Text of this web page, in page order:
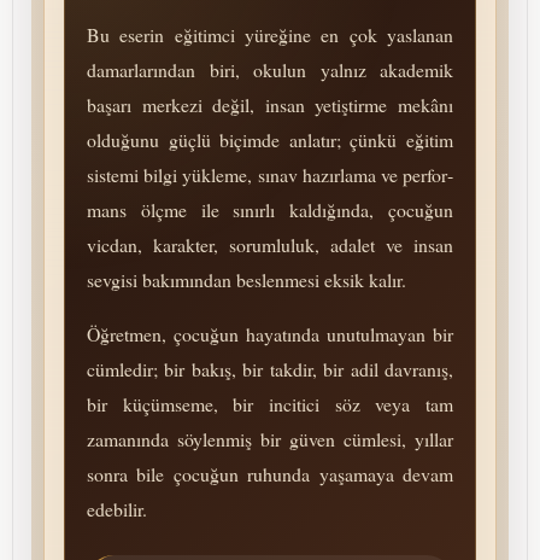
Bu eserin eğitimci yüreğine en çok yaslanan
damarlarından biri, okulun yalnız akademik
başarı merkezi değil, insan yetiştirme mekânı
olduğunu güçlü biçimde anlatır; çünkü eğitim
sistemi bilgi yükleme, sınav hazırlama ve per­for­
mans ölçme ile sınırlı kaldığında, çocuğun
vicdan, karakter, so­rum­luluk, adalet ve insan
sevgisi bakımından beslenmesi eksik kalır.
Öğretmen, çocuğun hayatında unutulmayan bir
cümledir; bir bakış, bir takdir, bir adil davranış,
bir küçümseme, bir incitici söz veya tam
zamanında söylenmiş bir güven cümlesi, yıllar
sonra bile çocuğun ruhunda yaşamaya devam
edebilir.